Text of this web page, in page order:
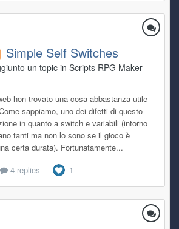
Simple Self Switches
un topic in Scripts RPG Maker
hon trovato una cosa abbastanza utile
sappiamo, uno dei difetti di questo
in quanto a switch e variabili (intorno
tanti ma non lo sono se il gioco è
certa durata). Fortunatamente...
4 replies 1